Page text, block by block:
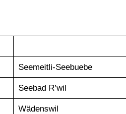
Seemeitli-Seebuebe
Seebad R’wil
Wädenswil